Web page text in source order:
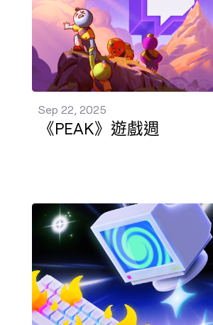
Sep 22, 2025
《PEAK》遊戲週
電玩日 發佈 - Sep 11, 2025